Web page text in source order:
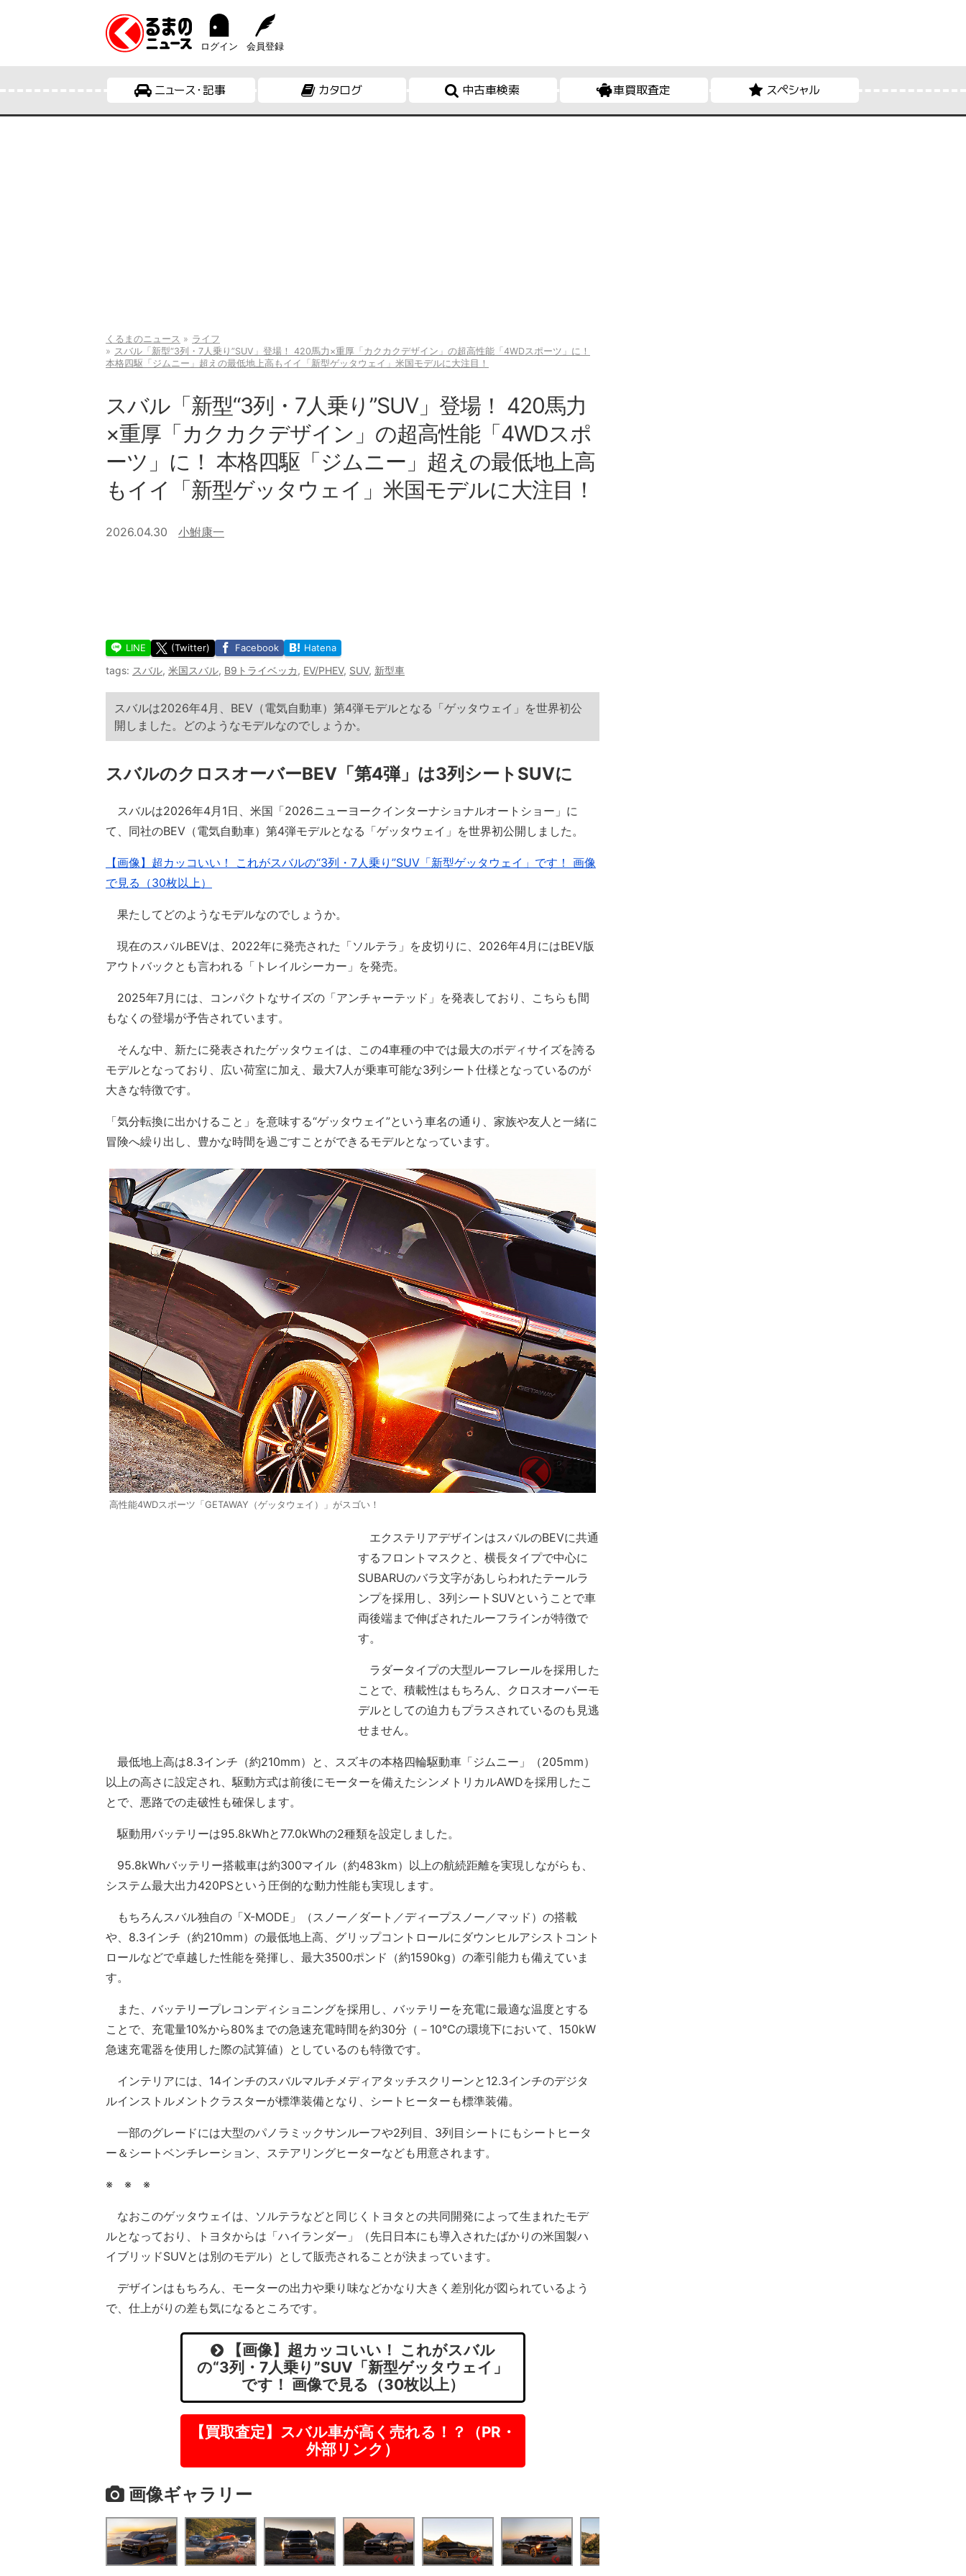
ログイン 会員登録
ニュース・記事 カタログ 中古車検索 車買取査定 スペシャル
くるまのニュース
ライフ
スバル「新型“3列・7人乗り”SUV」登場！ 420馬力×重厚「カクカクデザイン」の超高性能「4WDスポーツ」に！
本格四駆「ジムニー」超えの最低地上高もイイ「新型ゲッタウェイ」米国モデルに大注目！
スバル「新型“3列・7人乗り”SUV」登場！ 420馬力
×重厚「カクカクデザイン」の超高性能「4WDスポ
ーツ」に！ 本格四駆「ジムニー」超えの最低地上高
もイイ「新型ゲッタウェイ」米国モデルに大注目！
2026.04.30 小鮒康一
LINE (Twitter) Facebook Hatena
tags: スバル, 米国スバル, B9トライベッカ, EV/PHEV, SUV, 新型車
スバルは2026年4月、BEV（電気自動車）第4弾モデルとなる「ゲッタウェイ」を世界初公
開しました。どのようなモデルなのでしょうか。
スバルのクロスオーバーBEV「第4弾」は3列シートSUVに
スバルは2026年4月1日、米国「2026ニューヨークインターナショナルオートショー」に
て、同社のBEV（電気自動車）第4弾モデルとなる「ゲッタウェイ」を世界初公開しました。
【画像】超カッコいい！ これがスバルの“3列・7人乗り”SUV「新型ゲッタウェイ」です！ 画像
で見る（30枚以上）
果たしてどのようなモデルなのでしょうか。
現在のスバルBEVは、2022年に発売された「ソルテラ」を皮切りに、2026年4月にはBEV版
アウトバックとも言われる「トレイルシーカー」を発売。
2025年7月には、コンパクトなサイズの「アンチャーテッド」を発表しており、こちらも間
もなくの登場が予告されています。
そんな中、新たに発表されたゲッタウェイは、この4車種の中では最大のボディサイズを誇る
モデルとなっており、広い荷室に加え、最大7人が乗車可能な3列シート仕様となっているのが
大きな特徴です。
「気分転換に出かけること」を意味する“ゲッタウェイ”という車名の通り、家族や友人と一緒に
冒険へ繰り出し、豊かな時間を過ごすことができるモデルとなっています。
高性能4WDスポーツ「GETAWAY（ゲッタウェイ）」がスゴい！
エクステリアデザインはスバルのBEVに共通
するフロントマスクと、横長タイプで中心に
SUBARUのバラ文字があしらわれたテールラ
ンプを採用し、3列シートSUVということで車
両後端まで伸ばされたルーフラインが特徴で
す。
ラダータイプの大型ルーフレールを採用した
ことで、積載性はもちろん、クロスオーバーモ
デルとしての迫力もプラスされているのも見逃
せません。
最低地上高は8.3インチ（約210mm）と、スズキの本格四輪駆動車「ジムニー」（205mm）
以上の高さに設定され、駆動方式は前後にモーターを備えたシンメトリカルAWDを採用したこ
とで、悪路での走破性も確保します。
駆動用バッテリーは95.8kWhと77.0kWhの2種類を設定しました。
95.8kWhバッテリー搭載車は約300マイル（約483km）以上の航続距離を実現しながらも、
システム最大出力420PSという圧倒的な動力性能も実現します。
もちろんスバル独自の「X-MODE」（スノー／ダート／ディープスノー／マッド）の搭載
や、8.3インチ（約210mm）の最低地上高、グリップコントロールにダウンヒルアシストコント
ロールなどで卓越した性能を発揮し、最大3500ポンド（約1590kg）の牽引能力も備えていま
す。
また、バッテリープレコンディショニングを採用し、バッテリーを充電に最適な温度とする
ことで、充電量10%から80%までの急速充電時間を約30分（－10℃の環境下において、150kW
急速充電器を使用した際の試算値）としているのも特徴です。
インテリアには、14インチのスバルマルチメディアタッチスクリーンと12.3インチのデジタ
ルインストルメントクラスターが標準装備となり、シートヒーターも標準装備。
一部のグレードには大型のパノラミックサンルーフや2列目、3列目シートにもシートヒータ
ー＆シートベンチレーション、ステアリングヒーターなども用意されます。
※ ※ ※
なおこのゲッタウェイは、ソルテラなどと同じくトヨタとの共同開発によって生まれたモデ
ルとなっており、トヨタからは「ハイランダー」（先日日本にも導入されたばかりの米国製ハ
イブリッドSUVとは別のモデル）として販売されることが決まっています。
デザインはもちろん、モーターの出力や乗り味などかなり大きく差別化が図られているよう
で、仕上がりの差も気になるところです。
【画像】超カッコいい！ これがスバル
の“3列・7人乗り”SUV「新型ゲッタウェイ」
です！ 画像で見る（30枚以上）
【買取査定】スバル車が高く売れる！？（PR・
外部リンク）
画像ギャラリー